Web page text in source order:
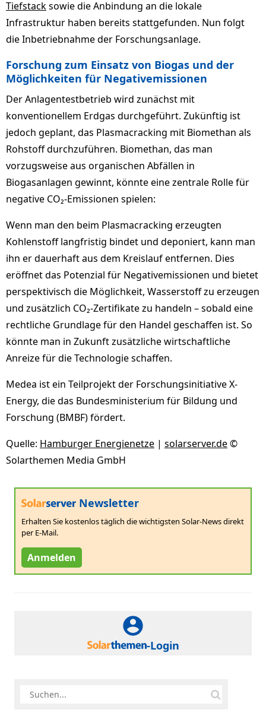
Tiefstacksowie die Anbindung an die lokale
Infrastruktur haben bereits stattgefunden. Nun folgt
die Inbetriebnahme der Forschungsanlage.
Forschung zum Einsatz von Biogas und der
Möglichkeiten für Negativemissionen
Der Anlagentestbetrieb wird zunächst mit
konventionellem Erdgas durchgeführt. Zukünftig ist
jedoch geplant, das Plasmacracking mit Biomethan als
Rohstoff durchzuführen. Biomethan, das man
vorzugsweise aus organischen Abfällen in
Biogasanlagen gewinnt, könnte eine zentrale Rolle für
negative CO₂-Emissionen spielen:
Wenn man den beim Plasmacracking erzeugten
Kohlenstoff langfristig bindet und deponiert, kann man
ihn er dauerhaft aus dem Kreislauf entfernen. Dies
eröffnet das Potenzial für Negativemissionen und bietet
perspektivisch die Möglichkeit, Wasserstoff zu erzeugen
und zusätzlich CO₂-Zertifikate zu handeln – sobald eine
rechtliche Grundlage für den Handel geschaffen ist. So
könnte man in Zukunft zusätzliche wirtschaftliche
Anreize für die Technologie schaffen.
Medea ist ein Teilprojekt der Forschungsinitiative X-
Energy, die das Bundesministerium für Bildung und
Forschung (BMBF) fördert.
Quelle: Hamburger Energienetze | solarserver.de©
Solarthemen Media GmbH
Newsletter
Erhalten Sie kostenlos täglich die wichtigsten Solar-News direkt
per E-Mail.
Anmelden
-Login